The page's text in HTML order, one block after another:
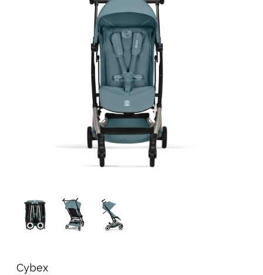
Cybex
Mor & Far
Møbler & sengetøj
Tilbehør
Reservedele
Kampagner
Tips til gaver
Vores favoritter
Mærker
Sol og svømning